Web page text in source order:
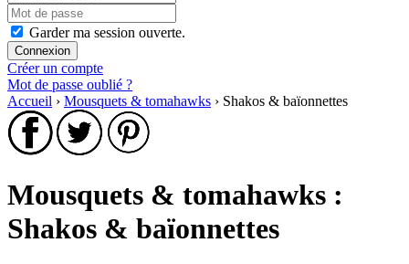
Garder ma session ouverte.
Créer un compte
Mot de passe oublié ?
Accueil › Mousquets & tomahawks › Shakos & baïonnettes
Mousquets & tomahawks :
Shakos & baïonnettes